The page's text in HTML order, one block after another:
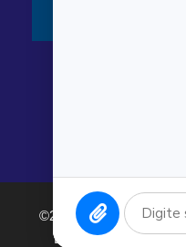
©2026 Argonauta
Ltda. CNPJ: